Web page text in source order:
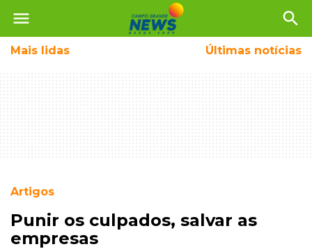
menu search
Mais lidas Últimas notícias
Artigos
Punir os culpados, salvar as
empresas